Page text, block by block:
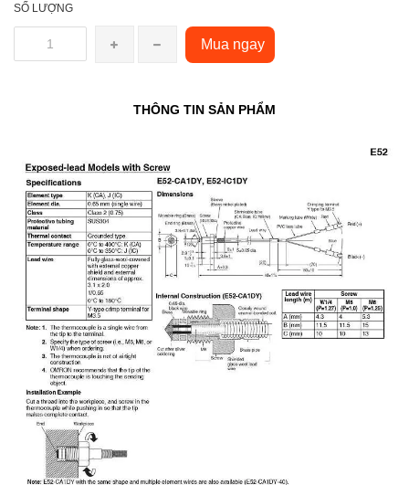
SỐ LƯỢNG
Mua ngay
THÔNG TIN SẢN PHẨM